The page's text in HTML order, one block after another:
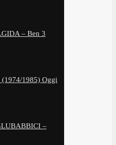
– Ben 3
1985) Oggi
–